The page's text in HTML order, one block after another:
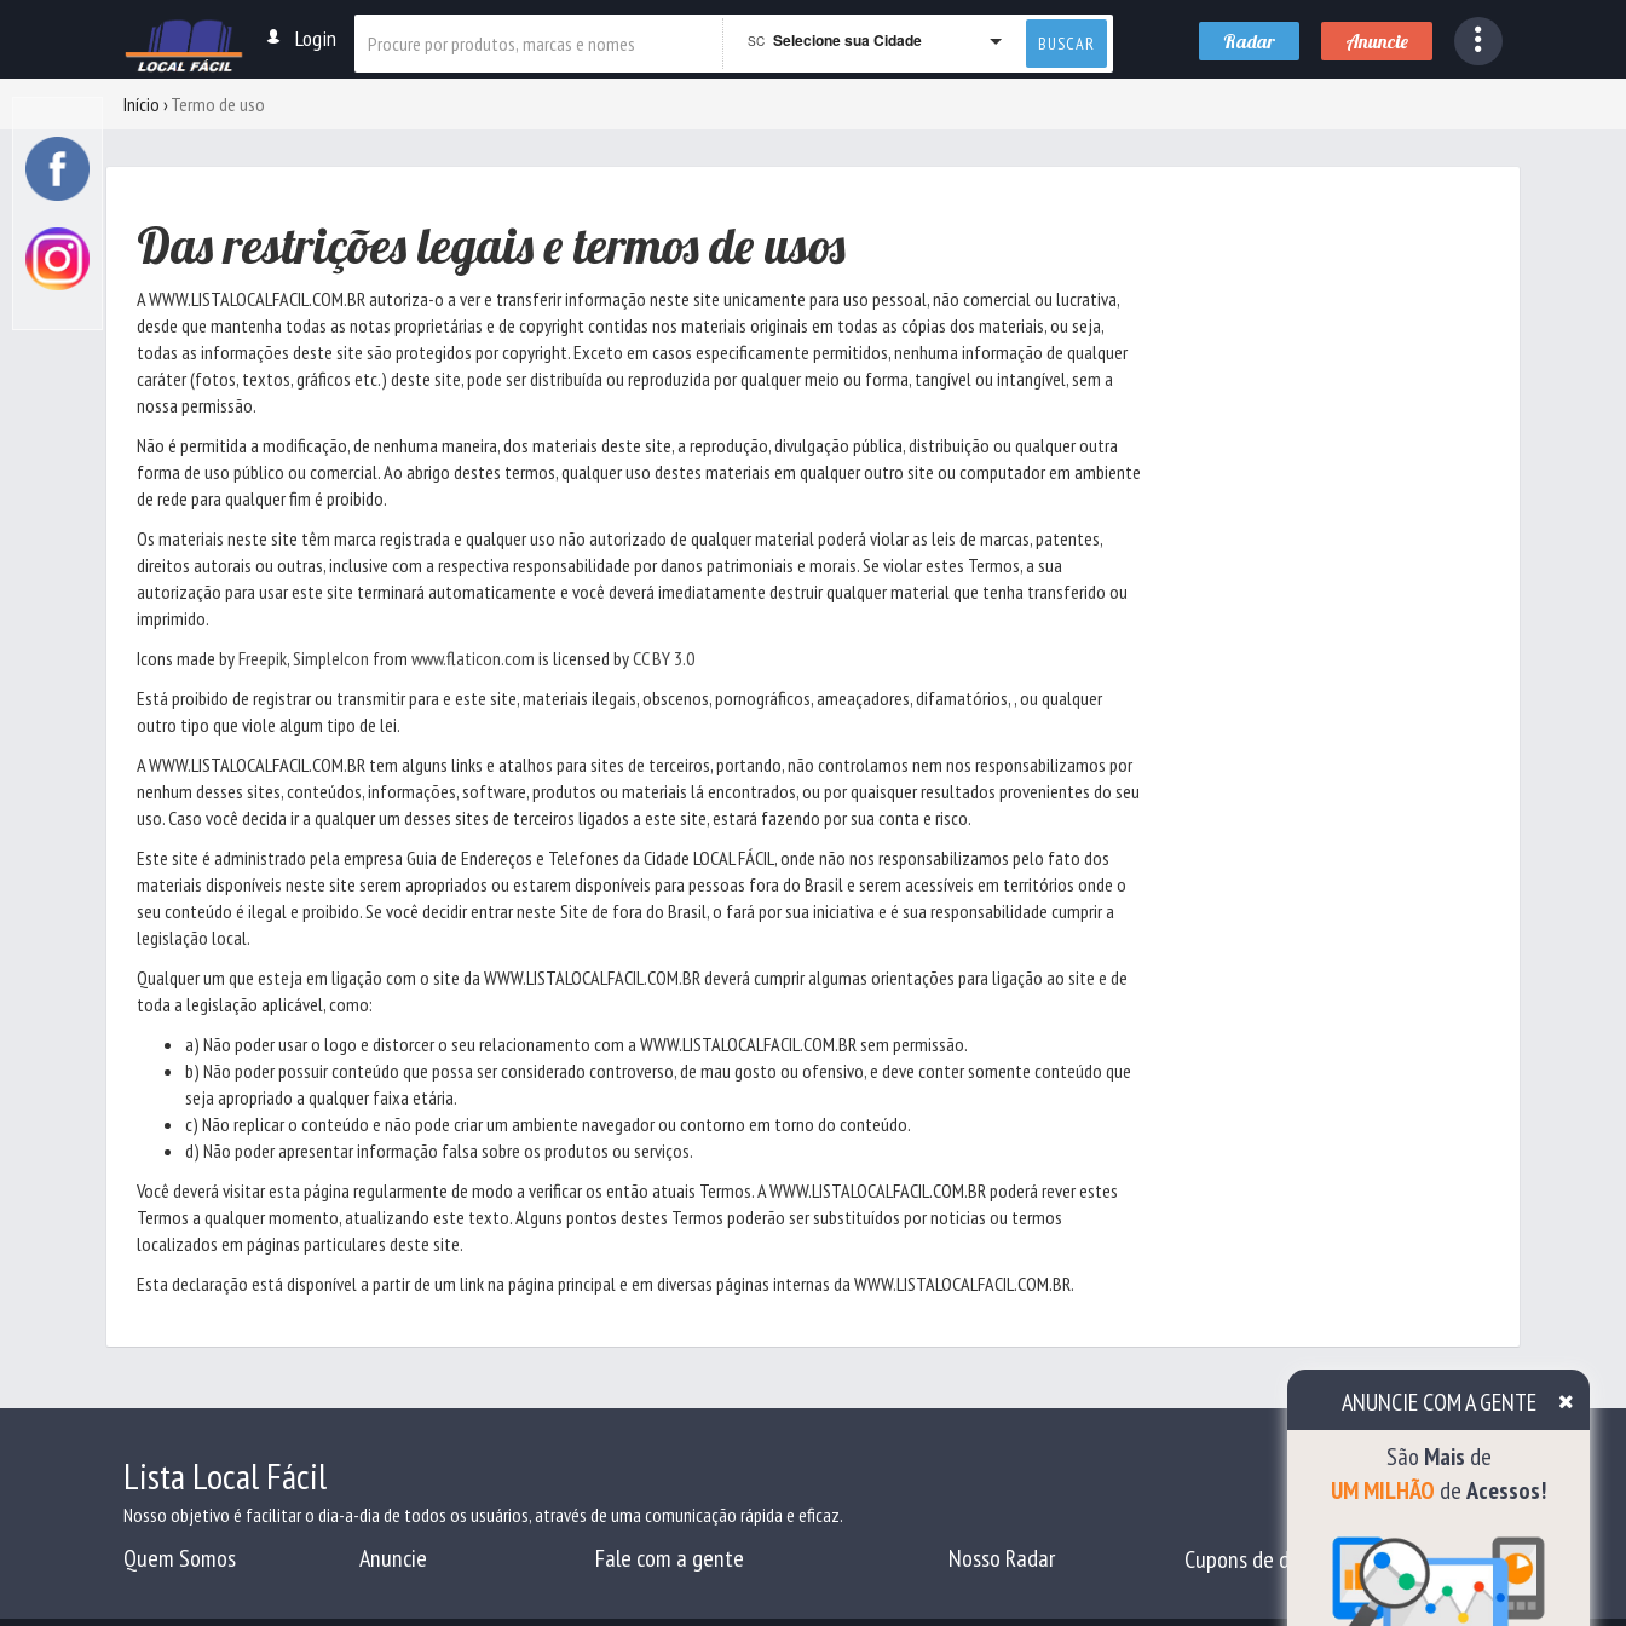
Login SC Selecione sua Cidade BUSCAR Radar Anuncie
ANUNCIE COM A GENTE
São Mais de
UM MILHÃO deAcessos!
Início Termo de uso
Das restrições legais e termos de usos
A WWW.LISTALOCALFACIL.COM.BR autoriza-o a ver e transferir informação neste site unicamente para uso pessoal, não comercial ou lucrativa,
desde que mantenha todas as notas proprietárias e de copyright contidas nos materiais originais em todas as cópias dos materiais, ou seja,
todas as informações deste site são protegidos por copyright. Exceto em casos especificamente permitidos, nenhuma informação de qualquer
caráter (fotos, textos, gráficos etc.) deste site, pode ser distribuída ou reproduzida por qualquer meio ou forma, tangível ou intangível, sem a
nossa permissão.
Não é permitida a modificação, de nenhuma maneira, dos materiais deste site, a reprodução, divulgação pública, distribuição ou qualquer outra
forma de uso público ou comercial. Ao abrigo destes termos, qualquer uso destes materiais em qualquer outro site ou computador em ambiente
de rede para qualquer fim é proibido.
Os materiais neste site têm marca registrada e qualquer uso não autorizado de qualquer material poderá violar as leis de marcas, patentes,
direitos autorais ou outras, inclusive com a respectiva responsabilidade por danos patrimoniais e morais. Se violar estes Termos, a sua
autorização para usar este site terminará automaticamente e você deverá imediatamente destruir qualquer material que tenha transferido ou
imprimido.
Icons made byFreepik,SimpleIcon from www.flaticon.com is licensed byCC BY 3.0
Está proibido de registrar ou transmitir para e este site, materiais ilegais, obscenos, pornográficos, ameaçadores, difamatórios, , ou qualquer
outro tipo que viole algum tipo de lei.
A WWW.LISTALOCALFACIL.COM.BR tem alguns links e atalhos para sites de terceiros, portando, não controlamos nem nos responsabilizamos por
nenhum desses sites, conteúdos, informações, software, produtos ou materiais lá encontrados, ou por quaisquer resultados provenientes do seu
uso. Caso você decida ir a qualquer um desses sites de terceiros ligados a este site, estará fazendo por sua conta e risco.
Este site é administrado pela empresa Guia de Endereços e Telefones da Cidade LOCAL FÁCIL, onde não nos responsabilizamos pelo fato dos
materiais disponíveis neste site serem apropriados ou estarem disponíveis para pessoas fora do Brasil e serem acessíveis em territórios onde o
seu conteúdo é ilegal e proibido. Se você decidir entrar neste Site de fora do Brasil, o fará por sua iniciativa e é sua responsabilidade cumprir a
legislação local.
Qualquer um que esteja em ligação com o site da WWW.LISTALOCALFACIL.COM.BR deverá cumprir algumas orientações para ligação ao site e de
toda a legislação aplicável, como:
a) Não poder usar o logo e distorcer o seu relacionamento com a WWW.LISTALOCALFACIL.COM.BR sem permissão.
b) Não poder possuir conteúdo que possa ser considerado controverso, de mau gosto ou ofensivo, e deve conter somente conteúdo que
seja apropriado a qualquer faixa etária.
c) Não replicar o conteúdo e não pode criar um ambiente navegador ou contorno em torno do conteúdo.
d) Não poder apresentar informação falsa sobre os produtos ou serviços.
Você deverá visitar esta página regularmente de modo a verificar os então atuais Termos. A WWW.LISTALOCALFACIL.COM.BR poderá rever estes
Termos a qualquer momento, atualizando este texto. Alguns pontos destes Termos poderão ser substituídos por noticias ou termos
localizados em páginas particulares deste site.
Esta declaração está disponível a partir de um link na página principal e em diversas páginas internas da WWW.LISTALOCALFACIL.COM.BR.
Lista Local Fácil
Nosso objetivo é facilitar o dia-a-dia de todos os usuários, através de uma comunicação rápida e eficaz.
Quem Somos Anuncie Fale com a gente Nosso Radar Cupons de desconto